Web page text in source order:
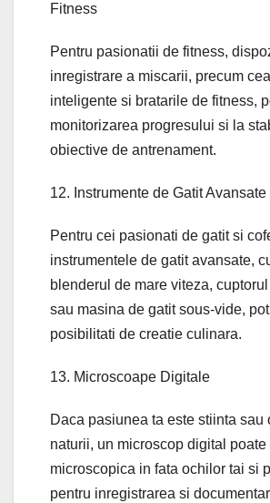
Fitness
Pentru pasionatii de fitness,
inregistrare a miscarii, precum
inteligente si bratarile de fitness,
monitorizarea progresului si la
obiective de antrenament.
12. Instrumente de Gatit Avansate
Pentru cei pasionati de gatit si
instrumentele de gatit avansate,
blenderul de mare viteza,
sau masina de gatit sous-vide,
posibilitati de creatie culinara.
13. Microscoape Digitale
Daca pasiunea ta este stiinta sau
naturii, un microscop digital
microscopica in fata ochilor tai si
pentru inregistrarea si